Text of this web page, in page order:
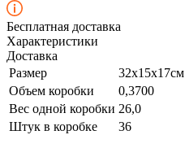
Бесплатная доставка
Характеристики
Доставка
Размер
32х15х17см
Объем коробки
0,3700
Вес одной коробки 26,0
Штук в коробке
36